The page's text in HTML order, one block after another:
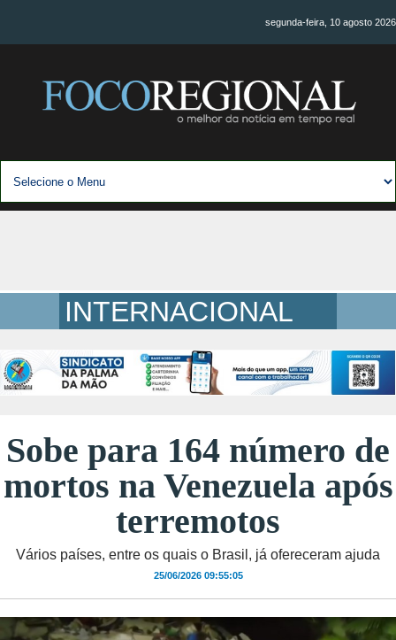
segunda-feira, 10 agosto 2026
INTERNACIONAL
Sobe para 164 número de
mortos na Venezuela após
terremotos
Vários países, entre os quais o Brasil, já ofereceram ajuda
25/06/2026 09:55:05